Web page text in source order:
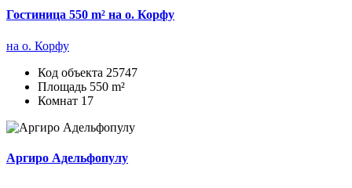
Гостиница 550 m² на о. Корфу
на о. Корфу
Код объекта 25747
Площадь 550 m²
Комнат 17
Аргиро Адельфопулу